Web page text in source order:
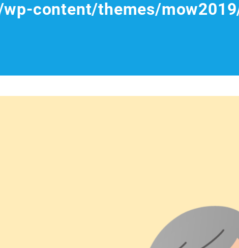
content/themes/